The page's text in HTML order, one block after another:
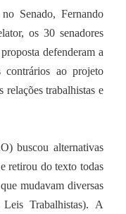
Senado, Fernando
os 30 senadores
defenderam a
contrários ao projeto
relações trabalhistas e
buscou alternativas
retirou do texto todas
mudavam diversas
Trabalhistas). A